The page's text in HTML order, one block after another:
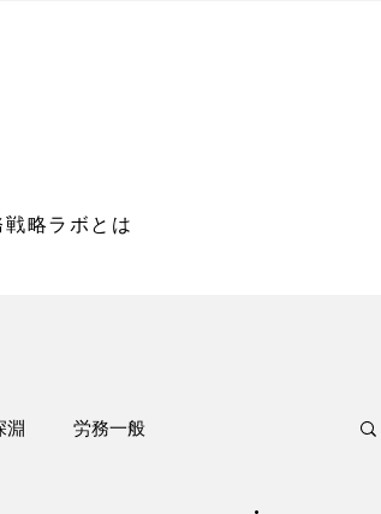
戦略ラボとは
淵 労務一般